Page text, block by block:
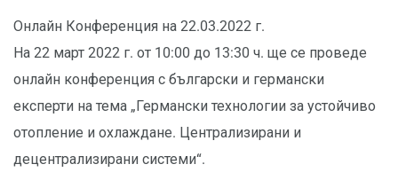
Онлайн Конференция на 22.03.2022 г.
На 22 март 2022 г. от 10:00 до 13:30 ч. ще се проведе
онлайн конференция с български и германски
експерти на тема „Германски технологии за устойчиво
отопление и охлаждане. Централизирани и
децентрализирани системи“.